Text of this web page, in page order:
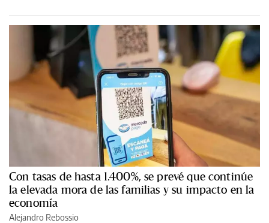
Con tasas de hasta 1.400%, se prevé que continúe
la elevada mora de las familias y su impacto en la
economía
Alejandro Rebossio